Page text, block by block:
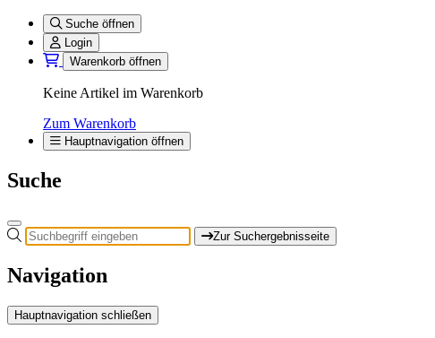
Suche öffnen
Login
Warenkorb öffnen
Keine Artikel im Warenkorb
Zum Warenkorb
Hauptnavigation öffnen
Suche
Zur Suchergebnisseite
Navigation
Hauptnavigation schließen